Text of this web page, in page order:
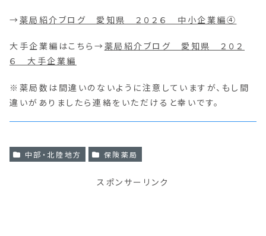
→薬局紹介ブログ 愛知県 ２０２６ 中小企業編④
大手企業編はこちら→薬局紹介ブログ 愛知県 ２０２
６ 大手企業編
※薬局数は間違いのないように注意していますが、もし間
違いがありましたら連絡をいただけると幸いです。
中部・北陸地方 保険薬局
スポンサーリンク